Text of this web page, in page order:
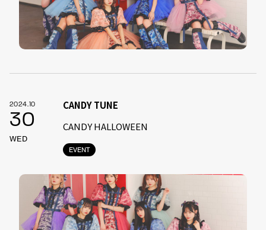
2024.10
30
WED
EVENT
CANDY TUNE
CANDY HALLOWEEN